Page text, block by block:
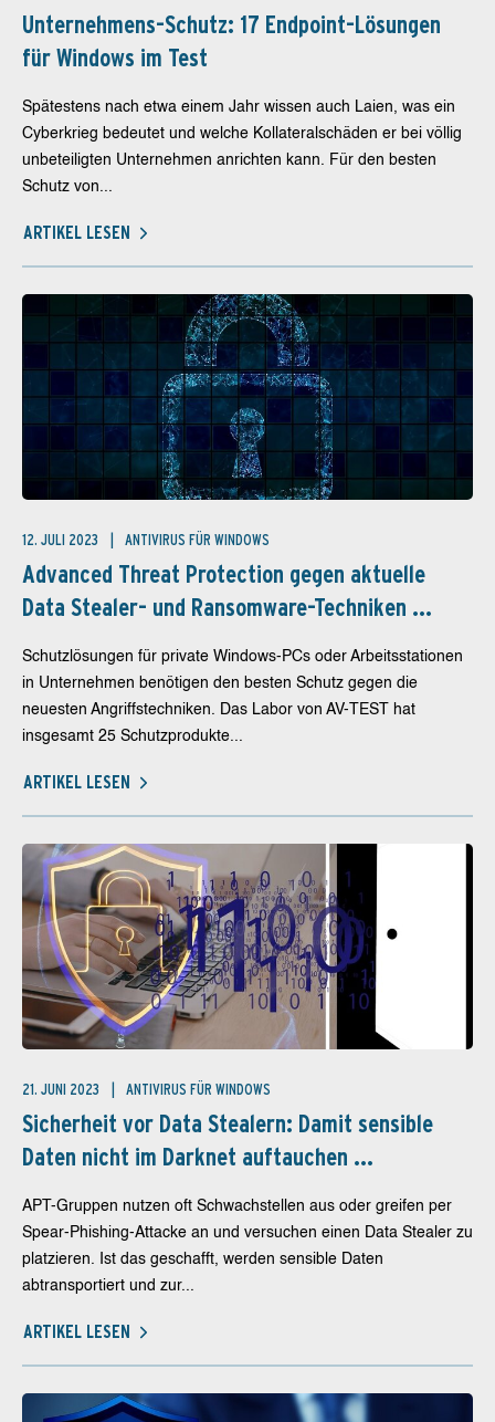
Unternehmens-Schutz: 17 Endpoint-Lösungen
für Windows im Test
Spätestens nach etwa einem Jahr wissen auch Laien, was ein
Cyberkrieg bedeutet und welche Kollateralschäden er bei völlig
unbeteiligten Unternehmen anrichten kann. Für den besten
Schutz von...
ARTIKEL LESEN
12. JULI 2023 ANTIVIRUS FÜR WINDOWS
Advanced Threat Protection gegen aktuelle
Data Stealer- und Ransomware-Techniken ...
Schutzlösungen für private Windows-PCs oder Arbeitsstationen
in Unternehmen benötigen den besten Schutz gegen die
neuesten Angriffstechniken. Das Labor von AV-TEST hat
insgesamt 25 Schutzprodukte...
ARTIKEL LESEN
21. JUNI 2023 ANTIVIRUS FÜR WINDOWS
Sicherheit vor Data Stealern: Damit sensible
Daten nicht im Darknet auftauchen ...
APT-Gruppen nutzen oft Schwachstellen aus oder greifen per
Spear-Phishing-Attacke an und versuchen einen Data Stealer zu
platzieren. Ist das geschafft, werden sensible Daten
abtransportiert und zur...
ARTIKEL LESEN